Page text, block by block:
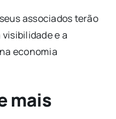
associados terão
e a
economia
mais